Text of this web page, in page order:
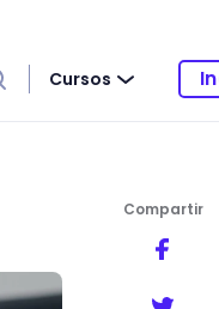
Cursos
Compartir